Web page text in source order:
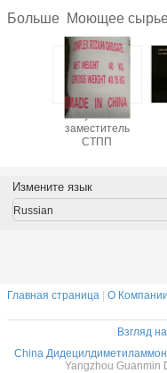
Больше Моющее
лучший
заместитель
СТПП
Измените язык
Russian
Главная страница | О Компании
Взгляд
China
Yangzhou Guanmin